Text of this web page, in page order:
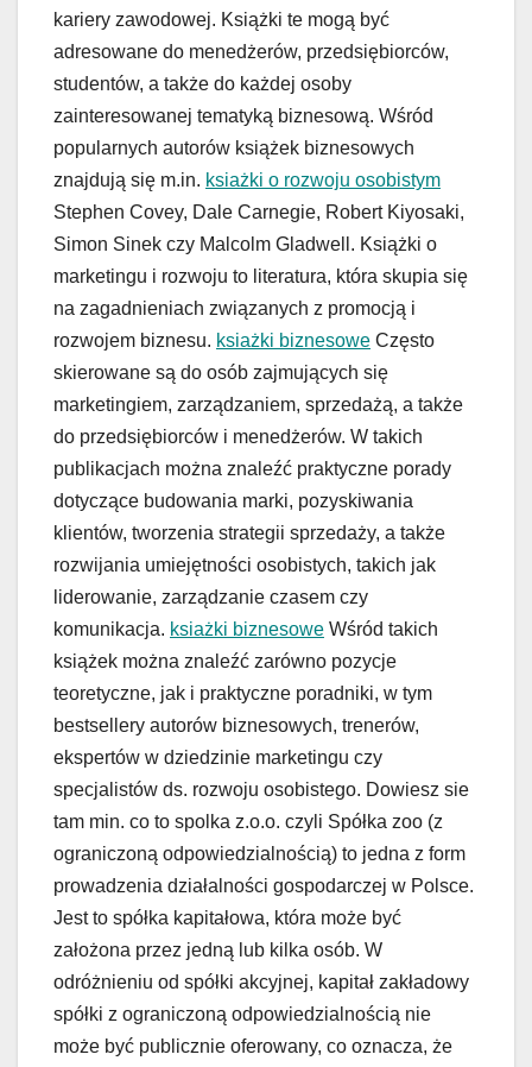
kariery zawodowej. Książki te mogą być
adresowane do menedżerów, przedsiębiorców,
studentów, a także do każdej osoby
zainteresowanej tematyką biznesową. Wśród
popularnych autorów książek biznesowych
znajdują się m.in. ksiażki o rozwoju osobistym
Stephen Covey, Dale Carnegie, Robert Kiyosaki,
Simon Sinek czy Malcolm Gladwell. Książki o
marketingu i rozwoju to literatura, która skupia się
na zagadnieniach związanych z promocją i
rozwojem biznesu. ksiażki biznesowe Często
skierowane są do osób zajmujących się
marketingiem, zarządzaniem, sprzedażą, a także
do przedsiębiorców i menedżerów. W takich
publikacjach można znaleźć praktyczne porady
dotyczące budowania marki, pozyskiwania
klientów, tworzenia strategii sprzedaży, a także
rozwijania umiejętności osobistych, takich jak
liderowanie, zarządzanie czasem czy
komunikacja. ksiażki biznesowe Wśród takich
książek można znaleźć zarówno pozycje
teoretyczne, jak i praktyczne poradniki, w tym
bestsellery autorów biznesowych, trenerów,
ekspertów w dziedzinie marketingu czy
specjalistów ds. rozwoju osobistego. Dowiesz sie
tam min. co to spolka z.o.o. czyli Spółka zoo (z
ograniczoną odpowiedzialnością) to jedna z form
prowadzenia działalności gospodarczej w Polsce.
Jest to spółka kapitałowa, która może być
założona przez jedną lub kilka osób. W
odróżnieniu od spółki akcyjnej, kapitał zakładowy
spółki z ograniczoną odpowiedzialnością nie
może być publicznie oferowany, co oznacza, że